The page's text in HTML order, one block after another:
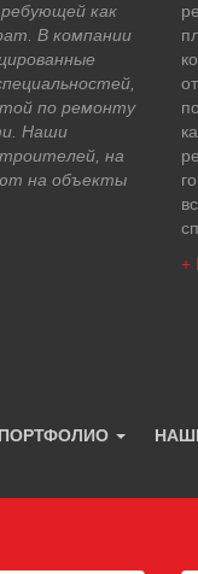
как
В компании
по ремонту
Наши
на
на объекты
+